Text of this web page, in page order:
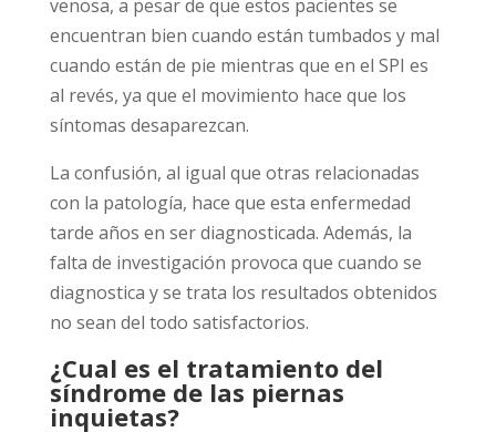
venosa, a pesar de que estos pacientes se
encuentran bien cuando están tumbados y mal
cuando están de pie mientras que en el SPI es
al revés, ya que el movimiento hace que los
síntomas desaparezcan.
La confusión, al igual que otras relacionadas
con la patología, hace que esta enfermedad
tarde años en ser diagnosticada. Además, la
falta de investigación provoca que cuando se
diagnostica y se trata los resultados obtenidos
no sean del todo satisfactorios.
¿Cual es el tratamiento del
síndrome de las piernas
inquietas?